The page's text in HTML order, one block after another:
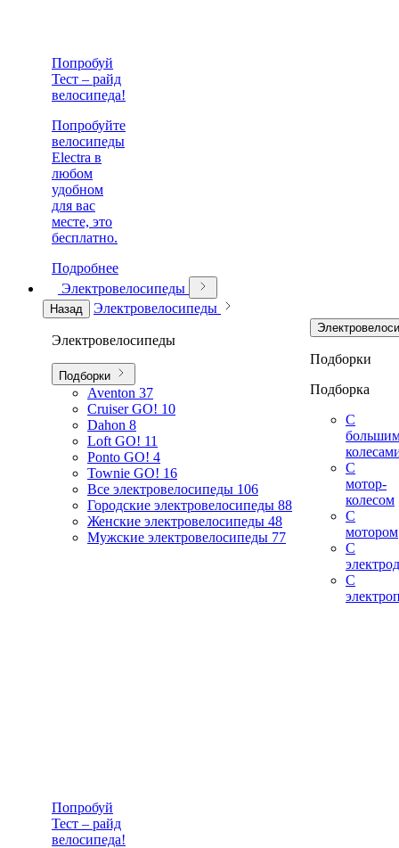
Попробуй
Тест – райд
велосипеда!
Попробуйте
велосипеды
Electra в
любом
удобном
для вас
месте, это
бесплатно.
Подробнее
Электровелосипеды
Назад Электровелосипеды
Электровелосипеды
Подборки
Aventon 37
Cruiser GO! 10
Dahon 8
Loft GO! 11
Ponto GO! 4
Townie GO! 16
Все электровелосипеды 106
Городские электровелосипеды 88
Женские электровелосипеды 48
Мужские электровелосипеды 77
Подборки
Подборка
С
С
мотор-
колесом
С
мотором
С
С
Попробуй
Тест – райд
велосипеда!